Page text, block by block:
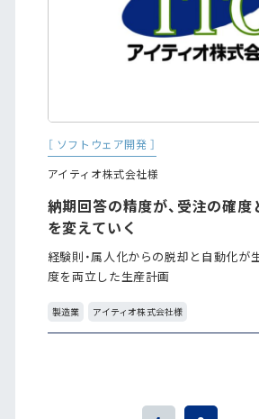
［ ソフトウェア開発 ］
アイティオ株式会社様
納期回答の精度が、受注の確
を変えていく
経験則・属人化からの脱却と自動化が
度を両立した生産計画
製造業 アイティオ株式会社様